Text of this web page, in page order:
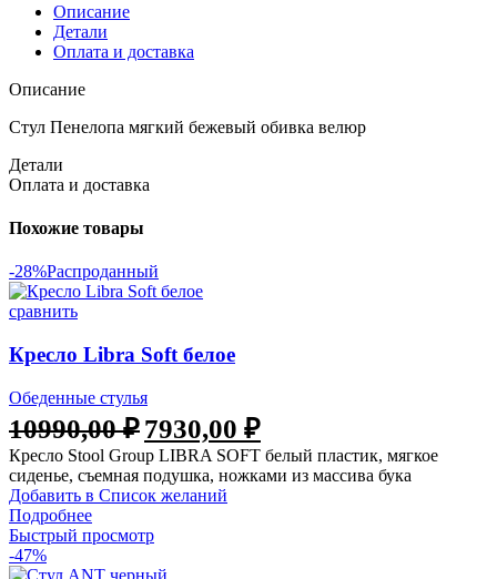
Описание
Детали
Оплата и доставка
Описание
Стул Пенелопа мягкий бежевый обивка велюр
Детали
Оплата и доставка
Похожие товары
-28%Распроданный
сравнить
Кресло Libra Soft белое
Обеденные стулья
10990,00₽7930,00 ₽
Кресло Stool Group LIBRA SOFT белый пластик, мягкое
сиденье, съемная подушка, ножками из массива бука
Добавить в Список желаний
Подробнее
Быстрый просмотр
-47%